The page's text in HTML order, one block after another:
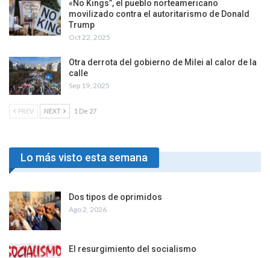
«No Kings”, el pueblo norteamericano
movilizado contra el autoritarismo de Donald
Trump
Oct 22, 2025
Otra derrota del gobierno de Milei al calor de la
calle
Sep 19, 2025
PREV NEXT 1 De 27
Lo más visto esta semana
Dos tipos de oprimidos
Ago 2, 2026
El resurgimiento del socialismo